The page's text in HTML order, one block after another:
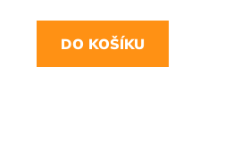
DO KOŠÍKU